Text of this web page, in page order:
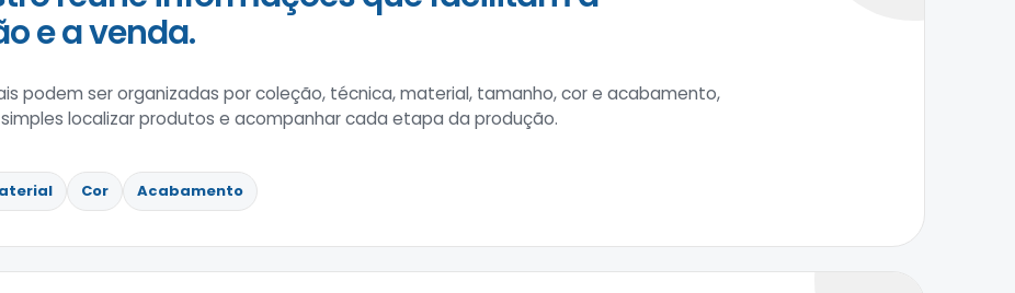
e a venda.
podem ser organizadas por coleção, técnica, material, tamanho, cor e acabamento,
localizar produtos e acompanhar cada etapa da produção.
Cor Acabamento